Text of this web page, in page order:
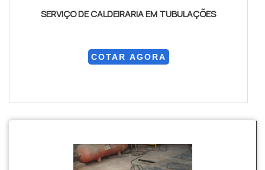
SERVIÇO DE CALDEIRARIA EM TUBULAÇÕES
COTAR AGORA